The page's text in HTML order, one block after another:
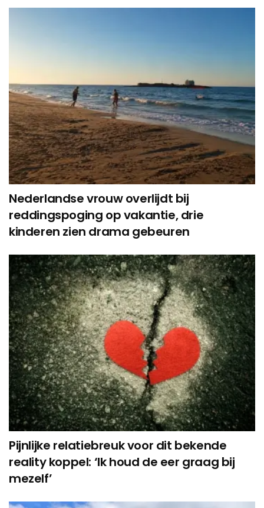
Nederlandse vrouw overlijdt bij
reddingspoging op vakantie, drie
kinderen zien drama gebeuren
Pijnlijke relatiebreuk voor dit bekende
reality koppel: ‘Ik houd de eer graag bij
mezelf’